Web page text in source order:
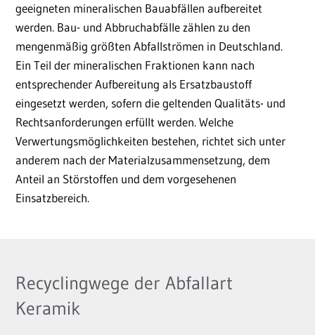
geeigneten mineralischen Bauabfällen aufbereitet
werden. Bau- und Abbruchabfälle zählen zu den
mengenmäßig größten Abfallströmen in Deutschland.
Ein Teil der mineralischen Fraktionen kann nach
entsprechender Aufbereitung als Ersatzbaustoff
eingesetzt werden, sofern die geltenden Qualitäts- und
Rechtsanforderungen erfüllt werden. Welche
Verwertungsmöglichkeiten bestehen, richtet sich unter
anderem nach der Materialzusammensetzung, dem
Anteil an Störstoffen und dem vorgesehenen
Einsatzbereich.
Recyclingwege der Abfallart
Keramik